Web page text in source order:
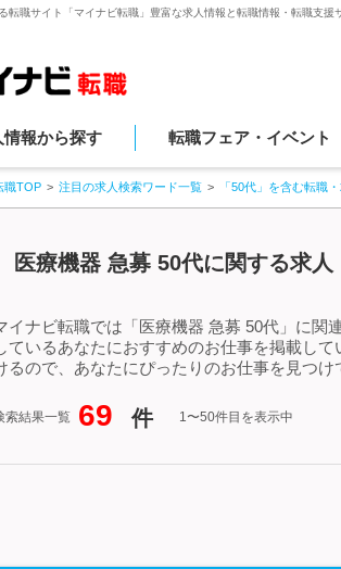
転職サイト「マイナビ転職」豊富な求人情報と転職情報・転職支援
報から探す 転職フェア・イベント
職TOP 注目の求人検索ワード一覧 「50代」を含む転職
医療機器 急募 50代に関する求
イナビ転職では「医療機器 急募 50代」に関
ているあなたにおすすめのお仕事を掲載し
るので、あなたにぴったりのお仕事を見つけ
索結果一覧 69 件 1〜50件目を表示中